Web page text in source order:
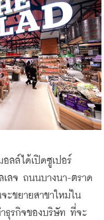
ล์ได้เปิดซูเปอร์
เลจ ถนนบางนา-ตราด
ะขยายสาขาใหม่ใน
ธุรกิจของบริษัท ที่จะ